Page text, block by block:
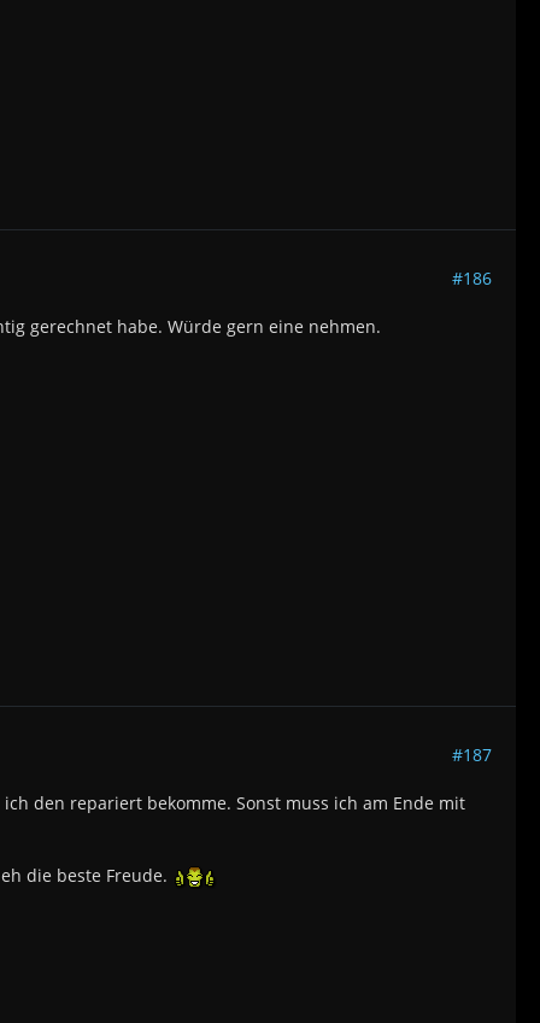
#186
gerechnet habe. Würde gern eine nehmen.
#187
den repariert bekomme. Sonst muss ich am Ende mit
die beste Freude.